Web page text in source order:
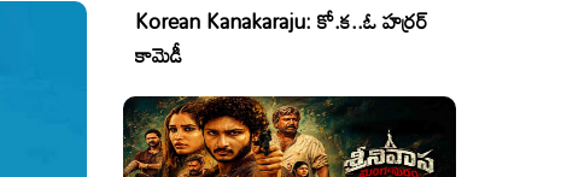
Korean Kanakaraju: కో.క..ఓ హర్రర్
కామెడీ